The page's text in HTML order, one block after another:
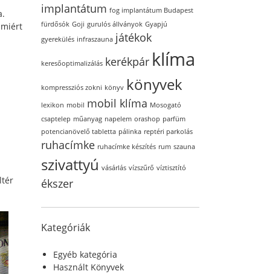
miért
implantátum fog implantátum Budapest
fürdősók Goji gurulós állványok Gyapjú
gyerekülés infraszauna játékok
keresőoptimalizálás kerékpár klíma
kompressziós zokni könyv könyvek
lexikon mobil mobil klíma Mosogató
csaptelep műanyag napelem orashop parfüm
potencianövelő tabletta pálinka reptéri parkolás
ruhacímke ruhacímke készítés rum szauna
szivattyú vásárlás vízszűrő víztisztító
ékszer
Kategóriák
Egyéb kategória
Használt Könyvek